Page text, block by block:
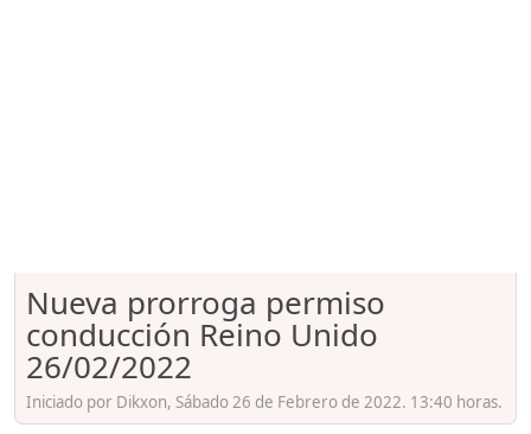
Nueva prorroga permiso
conducción Reino Unido
26/02/2022
Iniciado por Dikxon, Sábado 26 de Febrero de 2022. 13:40 horas.